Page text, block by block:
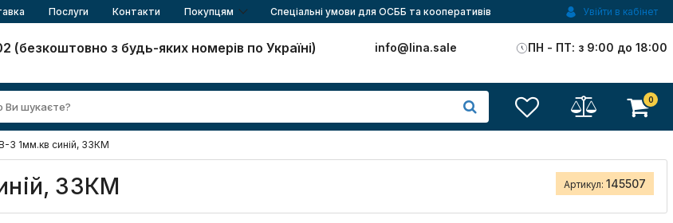
Послуги Контакти Покупцям Спеціальні умови для ОСББ та кооперативів Увійти в кабінет
(безкоштовно з будь-яких номерів по Україні) info@lina.sale ПН - ПТ: з 9:00 до 18:00
0
3 1мм.кв синій, ЗЗКМ
ЗЗКМ Артикул: 145507